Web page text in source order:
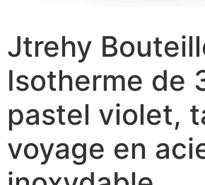
Jtrehy
Isotherme de
pastel violet,
voyage en